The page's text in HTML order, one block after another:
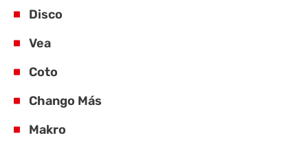
Disco
Vea
Coto
Chango Más
Makro